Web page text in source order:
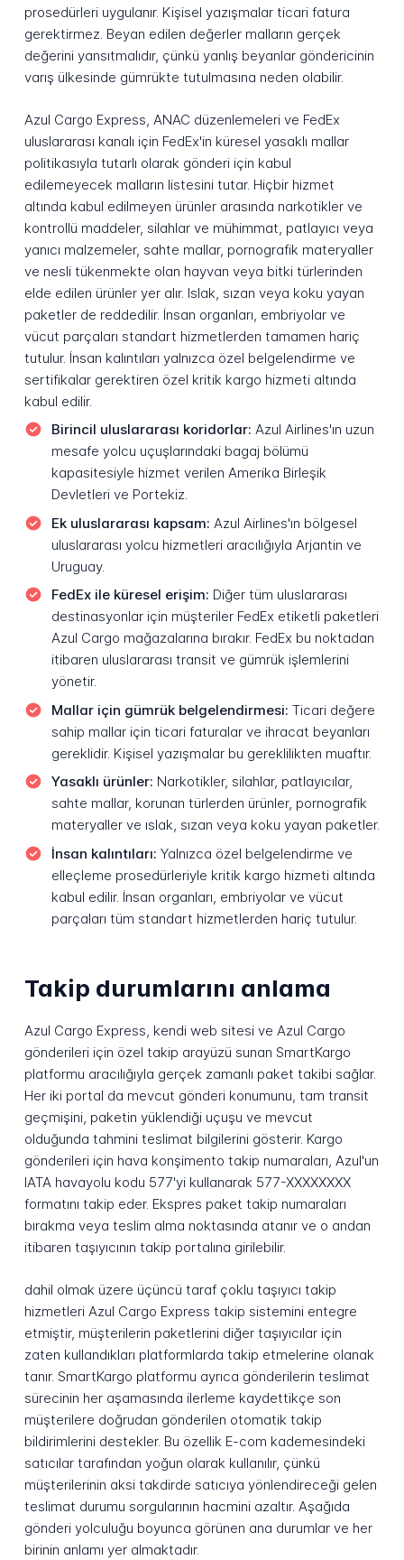
prosedürleri uygulanır. Kişisel yazışmalar ticari fatura
gerektirmez. Beyan edilen değerler malların gerçek
değerini yansıtmalıdır, çünkü yanlış beyanlar göndericinin
varış ülkesinde gümrükte tutulmasına neden olabilir.
Azul Cargo Express, ANAC düzenlemeleri ve FedEx
uluslararası kanalı için FedEx'in küresel yasaklı mallar
politikasıyla tutarlı olarak gönderi için kabul
edilemeyecek malların listesini tutar. Hiçbir hizmet
altında kabul edilmeyen ürünler arasında narkotikler ve
kontrollü maddeler, silahlar ve mühimmat, patlayıcı veya
yanıcı malzemeler, sahte mallar, pornografik materyaller
ve nesli tükenmekte olan hayvan veya bitki türlerinden
elde edilen ürünler yer alır. Islak, sızan veya koku yayan
paketler de reddedilir. İnsan organları, embriyolar ve
vücut parçaları standart hizmetlerden tamamen hariç
tutulur. İnsan kalıntıları yalnızca özel belgelendirme ve
sertifikalar gerektiren özel kritik kargo hizmeti altında
kabul edilir.
Birincil uluslararası koridorlar: Azul Airlines'ın uzun
mesafe yolcu uçuşlarındaki bagaj bölümü
kapasitesiyle hizmet verilen Amerika Birleşik
Devletleri ve Portekiz.
Ek uluslararası kapsam: Azul Airlines'ın bölgesel
uluslararası yolcu hizmetleri aracılığıyla Arjantin ve
Uruguay.
FedEx ile küresel erişim: Diğer tüm uluslararası
destinasyonlar için müşteriler FedEx etiketli paketleri
Azul Cargo mağazalarına bırakır. FedEx bu noktadan
itibaren uluslararası transit ve gümrük işlemlerini
yönetir.
Mallar için gümrük belgelendirmesi: Ticari değere
sahip mallar için ticari faturalar ve ihracat beyanları
gereklidir. Kişisel yazışmalar bu gereklilikten muaftır.
Yasaklı ürünler: Narkotikler, silahlar, patlayıcılar,
sahte mallar, korunan türlerden ürünler, pornografik
materyaller ve ıslak, sızan veya koku yayan paketler.
İnsan kalıntıları: Yalnızca özel belgelendirme ve
elleçleme prosedürleriyle kritik kargo hizmeti altında
kabul edilir. İnsan organları, embriyolar ve vücut
parçaları tüm standart hizmetlerden hariç tutulur.
Takip durumlarını anlama
Azul Cargo Express, kendi web sitesi ve Azul Cargo
gönderileri için özel takip arayüzü sunan SmartKargo
platformu aracılığıyla gerçek zamanlı paket takibi sağlar.
Her iki portal da mevcut gönderi konumunu, tam transit
geçmişini, paketin yüklendiği uçuşu ve mevcut
olduğunda tahmini teslimat bilgilerini gösterir. Kargo
gönderileri için hava konşimento takip numaraları, Azul'un
IATA havayolu kodu 577'yi kullanarak 577-XXXXXXXX
formatını takip eder. Ekspres paket takip numaraları
bırakma veya teslim alma noktasında atanır ve o andan
itibaren taşıyıcının takip portalına girilebilir.
dahil olmak üzere üçüncü taraf çoklu taşıyıcı takip
hizmetleri Azul Cargo Express takip sistemini entegre
etmiştir, müşterilerin paketlerini diğer taşıyıcılar için
zaten kullandıkları platformlarda takip etmelerine olanak
tanır. SmartKargo platformu ayrıca gönderilerin teslimat
sürecinin her aşamasında ilerleme kaydettikçe son
müşterilere doğrudan gönderilen otomatik takip
bildirimlerini destekler. Bu özellik E-com kademesindeki
satıcılar tarafından yoğun olarak kullanılır, çünkü
müşterilerinin aksi takdirde satıcıya yönlendireceği gelen
teslimat durumu sorgularının hacmini azaltır. Aşağıda
gönderi yolculuğu boyunca görünen ana durumlar ve her
birinin anlamı yer almaktadır.